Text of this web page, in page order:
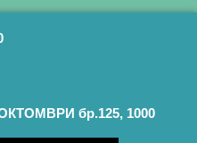
бр.125, 1000